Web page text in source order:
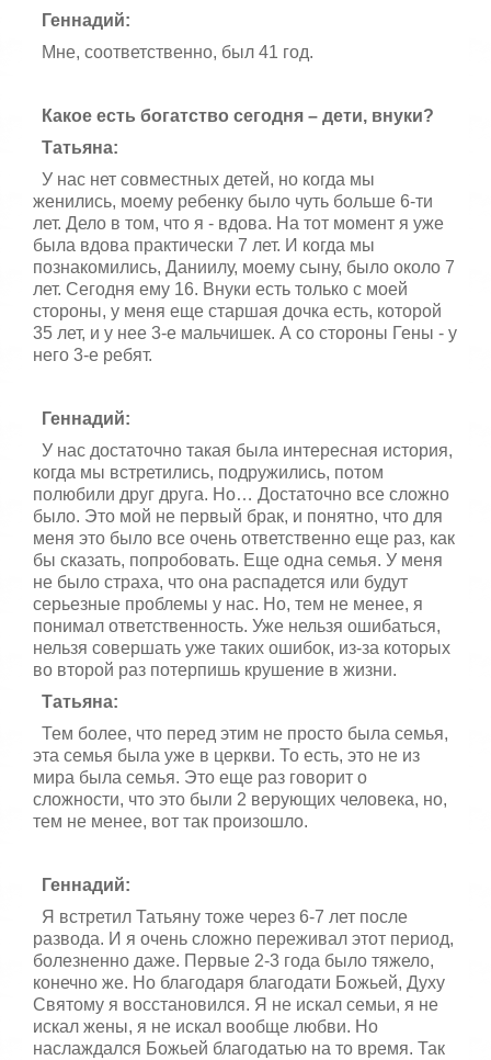
Геннадий:
Мне, соответственно, был 41 год.
Какое есть богатство сегодня – дети, внуки?
Татьяна:
У нас нет совместных детей, но когда мы
женились, моему ребенку было чуть больше 6-ти
лет. Дело в том, что я - вдова. На тот момент я уже
была вдова практически 7 лет. И когда мы
познакомились, Даниилу, моему сыну, было около 7
лет. Сегодня ему 16. Внуки есть только с моей
стороны, у меня еще старшая дочка есть, которой
35 лет, и у нее 3-е мальчишек. А со стороны Гены - у
него 3-е ребят.
Геннадий:
У нас достаточно такая была интересная история,
когда мы встретились, подружились, потом
полюбили друг друга. Но… Достаточно все сложно
было. Это мой не первый брак, и понятно, что для
меня это было все очень ответственно еще раз, как
бы сказать, попробовать. Еще одна семья. У меня
не было страха, что она распадется или будут
серьезные проблемы у нас. Но, тем не менее, я
понимал ответственность. Уже нельзя ошибаться,
нельзя совершать уже таких ошибок, из-за которых
во второй раз потерпишь крушение в жизни.
Татьяна:
Тем более, что перед этим не просто была семья,
эта семья была уже в церкви. То есть, это не из
мира была семья. Это еще раз говорит о
сложности, что это были 2 верующих человека, но,
тем не менее, вот так произошло.
Геннадий:
Я встретил Татьяну тоже через 6-7 лет после
развода. И я очень сложно переживал этот период,
болезненно даже. Первые 2-3 года было тяжело,
конечно же. Но благодаря благодати Божьей, Духу
Святому я восстановился. Я не искал семьи, я не
искал жены, я не искал вообще любви. Но
наслаждался Божьей благодатью на то время. Так